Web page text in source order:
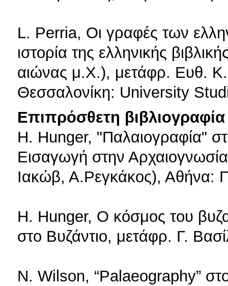
L. Perria, Οι γραφές των
ιστορία της ελληνικής
αιώνας μ.Χ.), μετάφρ. Ευθ.
Θεσσαλονίκη: University
Επιπρόσθετη βιβλιογραφία
Η. Hunger, "Παλαιογραφία"
Εισαγωγή στην
Ιακώβ, Α.Ρεγκάκος), Αθήνα:
H. Hunger, Ο κόσμος του
στο Βυζάντιο, μετάφρ. Γ.
N. Wilson, “Palaeography”